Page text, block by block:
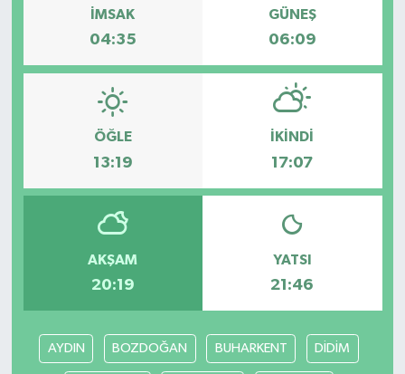
İMSAK
04:35
GÜNEŞ
06:09
ÖĞLE
13:19
İKINDI
17:07
AKŞAM
20:19
YATSI
21:46
AYDIN BOZDOĞAN BUHARKENT DİDİM